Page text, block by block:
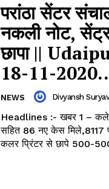
परांठा सेंटर
नकली नोट,
छापा ||
18-11-
NEWS Divyansh
Headlines :- खबर 1 –
सहित 86 नए केस मिले,8117
कलर प्रिंटर से छापे 500-